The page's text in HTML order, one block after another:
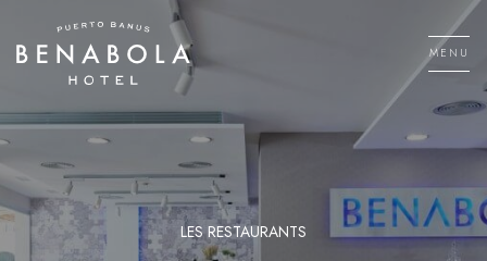
contenu
MENU
LES RESTAURANTS